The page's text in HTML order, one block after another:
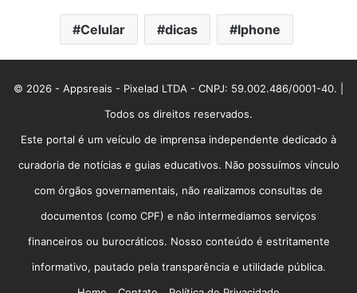
Celular dicas Iphone
© 2026 - Appsreais - Pixelad LTDA - CNPJ: 59.002.486/0001-40. |
Todos os direitos reservados.
Este portal é um veículo de imprensa independente dedicado à
curadoria de notícias e guias educativos. Não possuímos vínculo
com órgãos governamentais, não realizamos consultas de
documentos (como CPF) e não intermediamos serviços
financeiros ou burocráticos. Nosso conteúdo é estritamente
informativo, pautado pela transparência e utilidade pública.